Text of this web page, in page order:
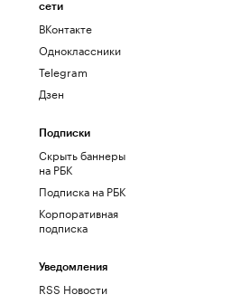
сети
ВКонтакте
Одноклассники
Telegram
Дзен
Подписки
Скрыть баннеры
на РБК
Подписка на РБК
Корпоративная
подписка
Уведомления
RSS Новости